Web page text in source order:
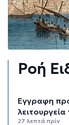
Ροή
Έγγραφη
27 λεπτά πρίν